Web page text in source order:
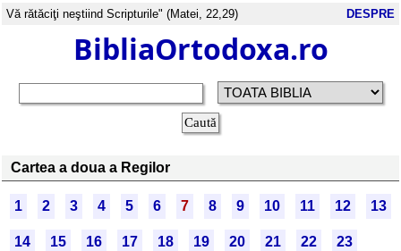
Vă rătăciţi neştiind Scripturile" (Matei, 22,29) DESPRE
BibliaOrtodoxa.ro
Cartea a doua a Regilor
1 2 3 4 5 6 7 8 9 10 11 12 13
14 15 16 17 18 19 20 21 22 23